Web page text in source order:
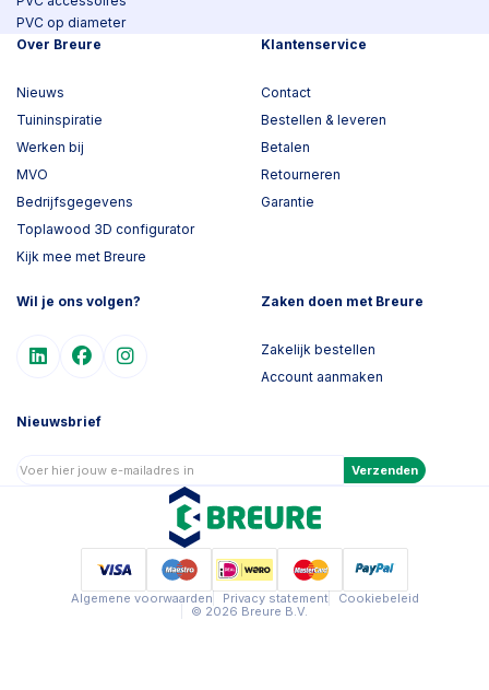
PVC op diameter
Over Breure
Nieuws
Tuininspiratie
Werken bij
MVO
Bedrijfsgegevens
Toplawood 3D configurator
Kijk mee met Breure
Klantenservice
Contact
Bestellen & leveren
Betalen
Retourneren
Garantie
Wil je ons volgen? Zaken doen met Breure
Zakelijk bestellen
Account aanmaken
Nieuwsbrief
Verzenden
Algemene voorwaarden Privacy statement
Cookiebeleid
© 2026 Breure B.V.